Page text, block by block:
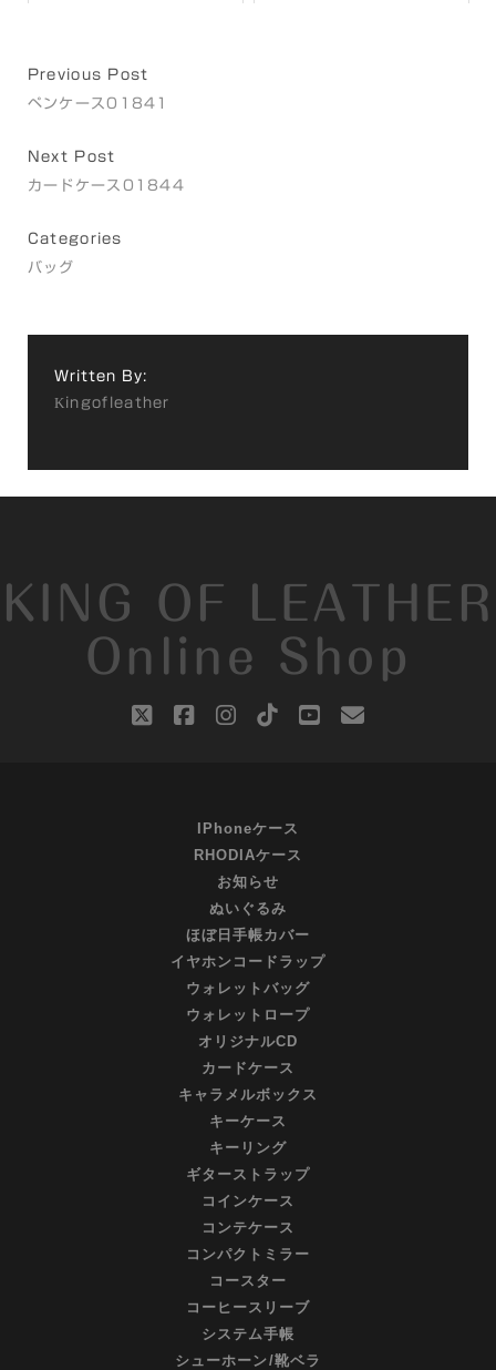
Previous Post
ペンケース01841
Next Post
カードケース01844
Categories
バッグ
Written By:
Kingofleather
KING OF LEATHER
Online Shop
twitterfacebookinstagram
tiktokyoutube
email
IPhoneケース
RHODIAケース
お知らせ
ぬいぐるみ
ほぼ日手帳カバー
イヤホンコードラップ
ウォレットバッグ
ウォレットロープ
オリジナルCD
カードケース
キャラメルボックス
キーケース
キーリング
ギターストラップ
コインケース
コンテケース
コンパクトミラー
コースター
コーヒースリーブ
システム手帳
シューホーン/靴ベラ